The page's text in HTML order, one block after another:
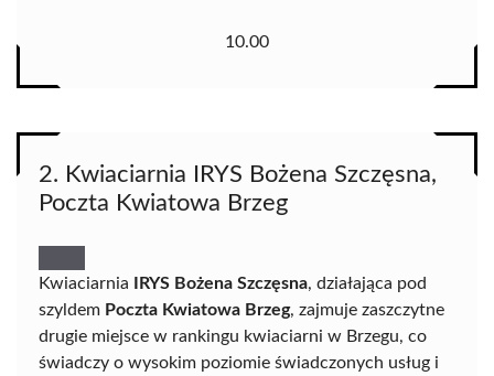
10.00
2. Kwiaciarnia IRYS Bożena Szczęsna,
Poczta Kwiatowa Brzeg
Kwiaciarnia IRYS Bożena Szczęsna, działająca pod
szyldem Poczta Kwiatowa Brzeg, zajmuje zaszczytne
drugie miejsce w rankingu kwiaciarni w Brzegu, co
świadczy o wysokim poziomie świadczonych usług i